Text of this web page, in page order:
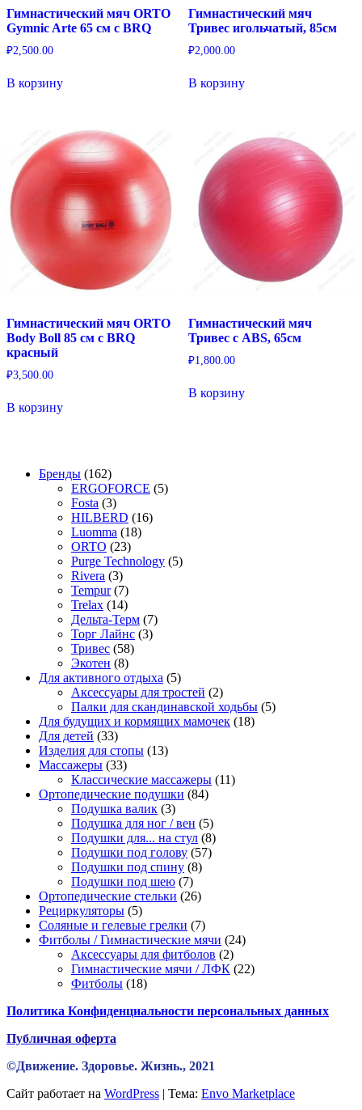
Гимнастический мяч ORTO
Gymnic Arte 65 см с BRQ
₽2,500.00
В корзину
Гимнастический мяч
Тривес игольчатый, 85см
₽2,000.00
В корзину
Гимнастический мяч ORTO
Body Boll 85 см с BRQ
красный
₽3,500.00
В корзину
Гимнастический мяч
Тривес с ABS, 65см
₽1,800.00
В корзину
Бренды 162162
товара
ERGOFORCE 55
Fosta 33
товара
HILBERD 1616
Luomma 1818
ORTO 2323
товара
Purge Technology 55
Rivera 33
товара
Tempur 77
товаров
Trelax 1414
товаров
Дельта-Терм 77
Торг Лайнс 33
Тривес 5858
Экотен 88
товаров
Для активного отдыха 55
товаров
Аксессуары для тростей 22
товара
Палки для скандинавской ходьбы 55
Для будущих и кормящих мамочек 1818
Для детей 3333
товара
Изделия для стопы 1313
Массажеры 3333
товара
Классические массажеры 1111
Ортопедические подушки 8484
Подушка валик 33
товара
Подушка для ног / вен 55
товаров
Подушки для... на стул 88
товаров
Подушки под голову 5757
Подушки под спину 88
Подушки под шею 77
товаров
Ортопедические стельки 2626
Рециркуляторы 55
товаров
Соляные и гелевые грелки 77
товаров
Фитболы / Гимнастические мячи 2424
Аксессуары для фитболов 22
товара
Гимнастические мячи / ЛФК 2222
Фитболы 1818
Политика Конфиденциальности персональных данных
Публичная оферта
©Движение. Здоровье. Жизнь., 2021
Сайт работает на WordPress | Тема: Envo Marketplace